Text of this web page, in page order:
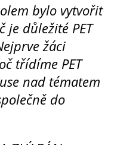
bylo vytvořit
je důležité PET
žáci
třídíme PET
nad tématem
do